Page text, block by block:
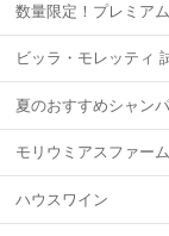
数量限定！プレミア
ビッラ・モレッティ
夏のおすすめシャン
モリウミアスファー
ハウスワイン